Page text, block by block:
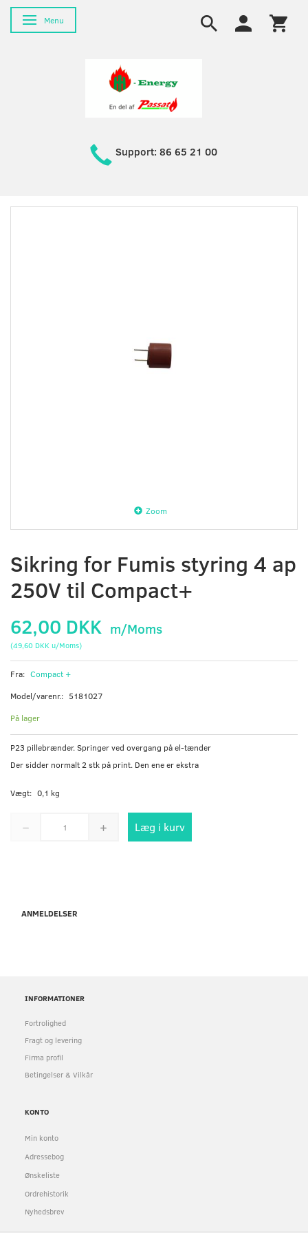
Skifte navigation
Menu
Support: 86 65 21 00
Zoom
Sikring for Fumis styring 4 ap
250V til Compact+
62,00 DKK m/Moms
(49,60 DKK u/Moms)
Fra: Compact +
Model/varenr.: 5181027
På lager
P23 pillebrænder. Springer ved overgang på el-tænder
Der sidder normalt 2 stk på print. Den ene er ekstra
Vægt: 0,1 kg
Læg i kurv
ANMELDELSER
INFORMATIONER
Fortrolighed
Fragt og levering
Firma profil
Betingelser & Vilkår
KONTO
Min konto
Adressebog
Ønskeliste
Ordrehistorik
Nyhedsbrev